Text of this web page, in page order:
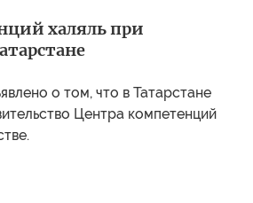
халяль при
о том, что в Татарстане
Центра компетенций